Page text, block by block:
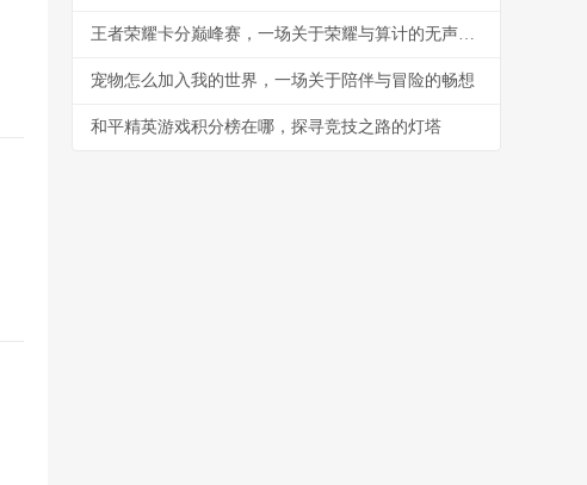
王者荣耀卡分巅峰赛，一场关于荣耀与算计的无声战争
宠物怎么加入我的世界，一场关于陪伴与冒险的畅想
和平精英游戏积分榜在哪，探寻竞技之路的灯塔